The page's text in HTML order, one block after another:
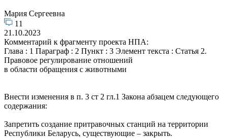
Мария Сергеевна
11
21.10.2023
Комментарий к фрагменту проекта НПА:
Глава : 1 Параграф : 2 Пункт : 3 Элемент текста : Статья 2.
Правовое регулирование отношений
в области обращения с животными
Внести изменения в п. 3 ст 2 гл.1 Закона абзацем следующего
содержания:
Запретить создание притравочных станций на территории
Республики Беларусь, существующие – закрыть.